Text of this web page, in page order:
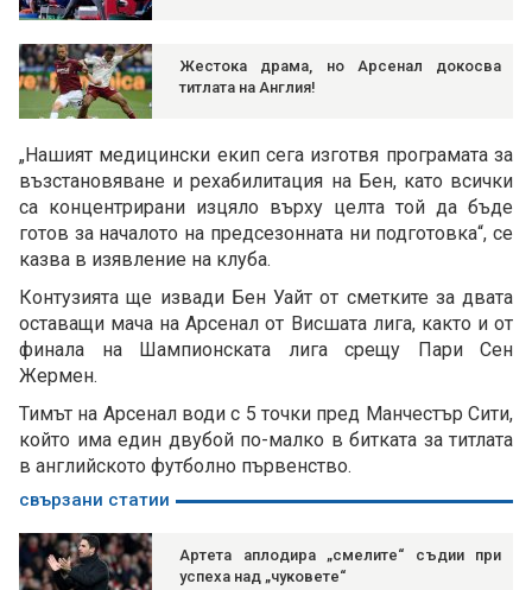
Жестока драма, но Арсенал докосва
титлата на Англия!
„Нашият медицински екип сега изготвя програмата за
възстановяване и рехабилитация на Бен, като всички
са концентрирани изцяло върху целта той да бъде
готов за началото на предсезонната ни подготовка“, се
казва в изявление на клуба.
Контузията ще извади Бен Уайт от сметките за двата
оставащи мача на Арсенал от Висшата лига, както и от
финала на Шампионската лига срещу Пари Сен
Жермен.
Тимът на Арсенал води с 5 точки пред Манчестър Сити,
който има един двубой по-малко в битката за титлата
в английското футболно първенство.
свързани статии
Артета аплодира „смелите“ съдии при
успеха над „чуковете“